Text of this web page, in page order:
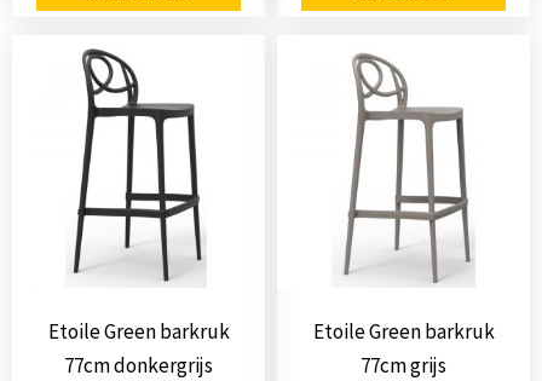
Etoile Green barkruk
77cm donkergrijs
Etoile Green barkruk
77cm grijs